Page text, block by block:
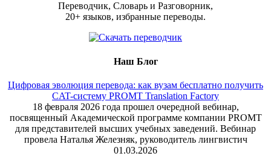
Переводчик, Словарь и Разговорник,
20+ языков, избранные переводы.
Наш Блог
Цифровая эволюция перевода: как вузам бесплатно получить
CAT-систему PROMT Translation Factory
18 февраля 2026 года прошел очередной вебинар,
посвященный Академической программе компании PROMT
для представителей высших учебных заведений. Вебинар
провела Наталья Железняк, руководитель лингвистич
01.03.2026